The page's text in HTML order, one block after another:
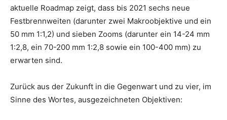
aktuelle Roadmap zeigt, dass bis 2021 sechs neue
Festbrennweiten (darunter zwei Makroobjektive und ein
50 mm 1:1,2) und sieben Zooms (darunter ein 14-24 mm
1:2,8, ein 70-200 mm 1:2,8 sowie ein 100-400 mm) zu
erwarten sind.
Zurück aus der Zukunft in die Gegenwart und zu vier, im
Sinne des Wortes, ausgezeichneten Objektiven: